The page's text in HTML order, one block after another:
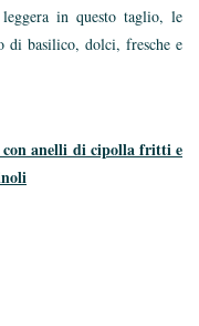
in questo taglio, le
di basilico, dolci, fresche e
anelli di cipolla fritti e